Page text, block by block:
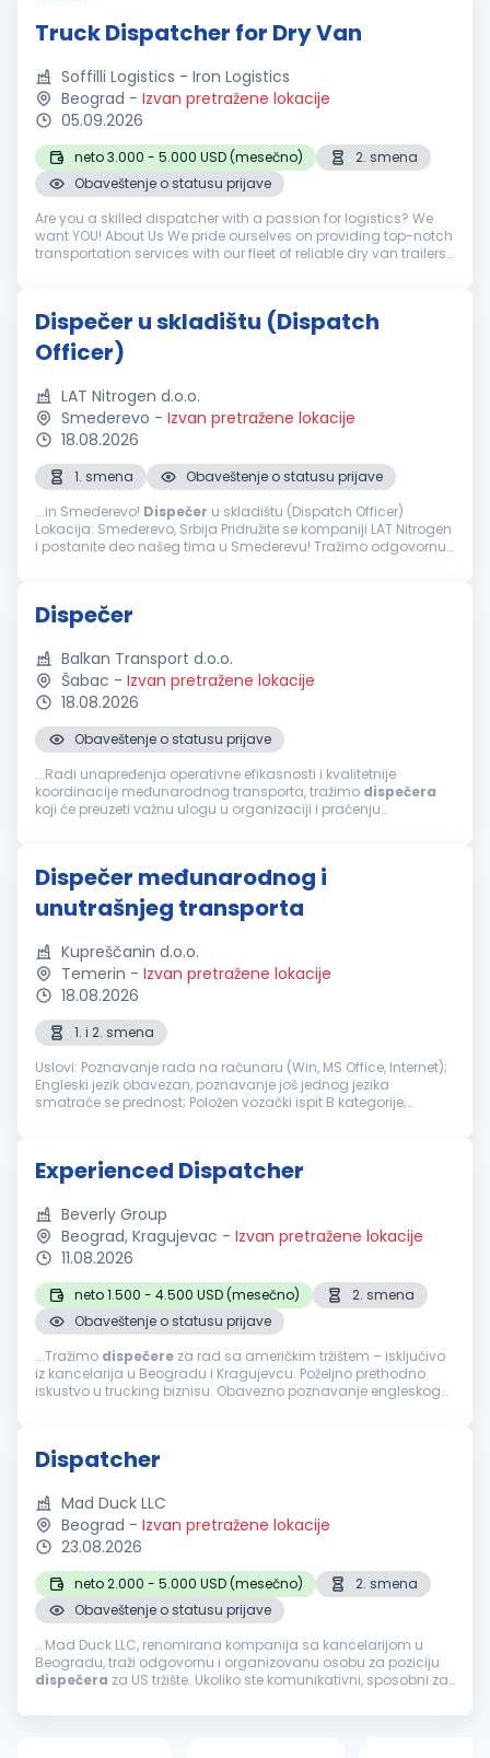
Truck Dispatcher for Dry Van
Soffilli Logistics - Iron Logistics
Beograd - Izvan pretražene lokacije
05.09.2026
neto 3.000 - 5.000 USD (mesečno)
2. smena
Obaveštenje o statusu prijave
Are you a skilled dispatcher with a passion for logistics? We
want YOU! About Us We pride ourselves on providing top-notch
transportation services with our fleet of reliable dry van trailers.
Dispečer u skladištu (Dispatch
Officer)
LAT Nitrogen d.o.o.
Smederevo - Izvan pretražene lokacije
18.08.2026
1. smena
Obaveštenje o statusu prijave
...in Smederevo! Dispečer u skladištu (Dispatch Officer)
Lokacija: Smederevo, Srbija Pridružite se kompaniji LAT Nitrogen
i postanite deo našeg tima u Smederevu! Tražimo odgovornu i
Dispečer
Balkan Transport d.o.o.
Šabac - Izvan pretražene lokacije
18.08.2026
Obaveštenje o statusu prijave
...Radi unapređenja operativne efikasnosti i kvalitetnije
koordinacije međunarodnog transporta, tražimo dispečera
koji će preuzeti važnu ulogu u organizaciji i praćenju
Dispečer međunarodnog i
unutrašnjeg transporta
Kupreščanin d.o.o.
Temerin - Izvan pretražene lokacije
18.08.2026
1. i 2. smena
Uslovi: Poznavanje rada na računaru (Win, MS Office, Internet);
Engleski jezik obavezan, poznavanje još jednog jezika
smatraće se prednost; Položen vozački ispit B kategorije;
Experienced Dispatcher
Beverly Group
Beograd, Kragujevac - Izvan pretražene lokacije
11.08.2026
neto 1.500 - 4.500 USD (mesečno)
2. smena
Obaveštenje o statusu prijave
...Tražimo dispečere za rad sa američkim tržištem – isključivo
iz kancelarija u Beogradu i Kragujevcu. Poželjno prethodno
iskustvo u trucking biznisu. Obavezno poznavanje engleskog
Dispatcher
Mad Duck LLC
Beograd - Izvan pretražene lokacije
23.08.2026
neto 2.000 - 5.000 USD (mesečno)
2. smena
Obaveštenje o statusu prijave
...Mad Duck LLC, renomirana kompanija sa kancelarijom u
Beogradu, traži odgovornu i organizovanu osobu za poziciju
dispečera za US tržište. Ukoliko ste komunikativni, sposobni za
pridružite...